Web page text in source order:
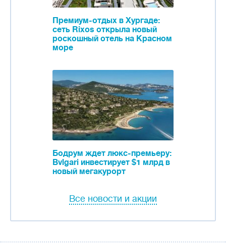
Премиум-отдых в Хургаде:
сеть Rixos открыла новый
роскошный отель на Красном
море
Бодрум ждет люкс-премьеру:
Bvlgari инвестирует $1 млрд в
новый мегакурорт
Все новости и акции